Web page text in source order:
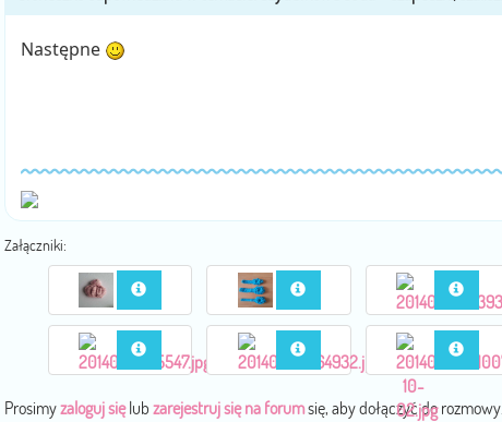
Następne
Załączniki:
Prosimyzaloguj sięlub zarejestruj się na forumsię, aby dołączyć do rozmowy.